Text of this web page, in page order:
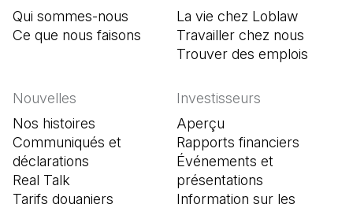
Qui sommes-nous
Ce que nous faisons
La vie chez Loblaw
Travailler chez nous
Trouver des emplois
Nouvelles
Nos histoires
Communiqués et
déclarations
Real Talk
Tarifs douaniers
Investisseurs
Aperçu
Rapports financiers
Événements et
présentations
Information sur les